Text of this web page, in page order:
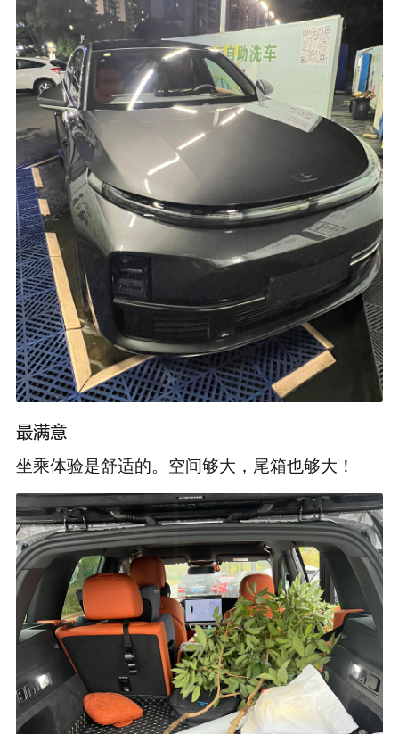
最满意
坐乘体验是舒适的。空间够大，尾箱也够大！